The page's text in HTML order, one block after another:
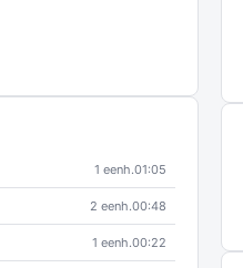
1 eenh.01:05
2 eenh.00:48
1 eenh.00:22